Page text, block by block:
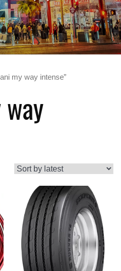
my way intense”